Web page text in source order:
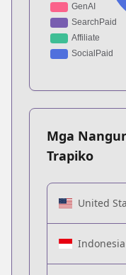
Mga
Trapiko
United
Indonesia